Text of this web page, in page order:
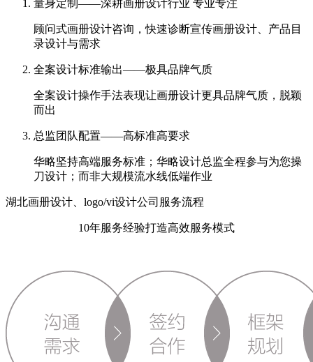
量身定制——深耕画册设计行业 专业专注
顾问式画册设计咨询，快速诊断宣传画册设计、产品目
录设计与需求
全案设计标准输出——极具品牌气质
全案设计操作手法表现让画册设计更具品牌气质，脱颖
而出
总监团队配置——高标准高要求
华略坚持高端服务标准；华略设计总监全程参与为您操
刀设计；而非大规模流水线低端作业
湖北画册设计、logo/vi设计公司服务流程
10年服务经验打造高效服务模式